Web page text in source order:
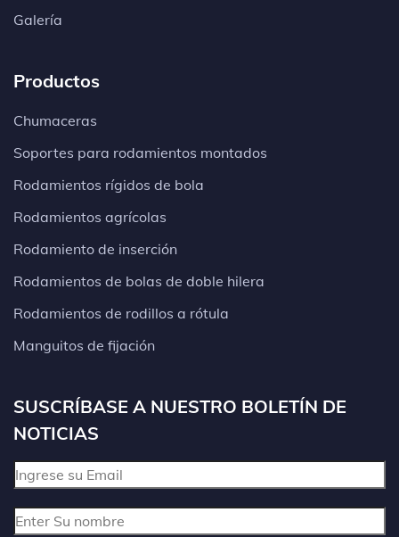
Galería
Productos
Chumaceras
Soportes para rodamientos montados
Rodamientos rígidos de bola
Rodamientos agrícolas
Rodamiento de inserción
Rodamientos de bolas de doble hilera
Rodamientos de rodillos a rótula
Manguitos de fijación
SUSCRÍBASE A NUESTRO BOLETÍN DE
NOTICIAS